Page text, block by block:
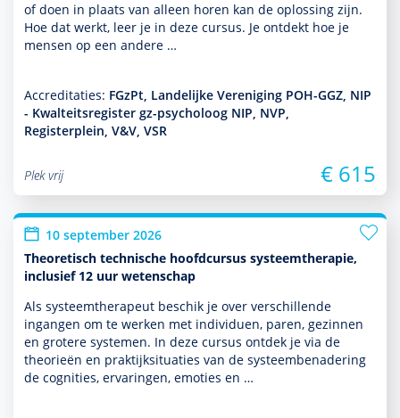
of doen in plaats van alleen horen kan de oplos­sing zijn.
Hoe dat werkt, leer je in deze cursus. Je ontdekt hoe je
mensen op een andere …
Accreditaties: FGzPt, Landelijke Vereniging POH-GGZ, NIP
- Kwalteitsregister gz-psycholoog NIP, NVP,
Registerplein, V&V, VSR
Plek vrij € 615
10 september 2026
Theoretisch technische hoofdcursus systeemtherapie,
inclusief 12 uur wetenschap
Als systeem­thera­peut beschik je over ver­schil­lende
ingangen om te werken met individuen, paren, gezin­nen
en grotere systemen. In deze cursus ontdek je via de
theorieën en prak­tijksituaties van de systeembenade­ring
de cognities, ervaringen, emoties en …